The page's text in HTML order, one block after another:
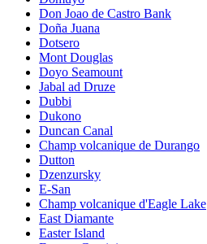
Don Joao de Castro Bank
Doña Juana
Dotsero
Mont Douglas
Doyo Seamount
Jabal ad Druze
Dubbi
Dukono
Duncan Canal
Champ volcanique de Durango
Dutton
Dzenzursky
E-San
Champ volcanique d'Eagle Lake
East Diamante
Easter Island